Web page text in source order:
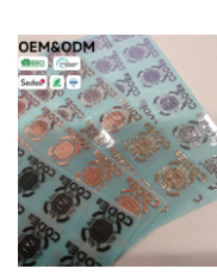
Electroform Split Font